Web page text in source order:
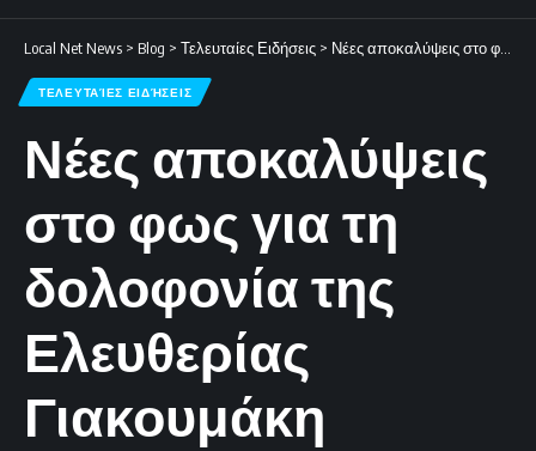
Local Net News > Blog > Τελευταίες Ειδήσεις > Νέες αποκαλύψεις στο φως για τη δολοφονία της Ελευθερίας Γιακουμάκη
ΤΕΛΕΥΤΑΊΕΣ ΕΙΔΉΣΕΙΣ
Νέες αποκαλύψεις
στο φως για τη
δολοφονία της
Ελευθερίας
Γιακουμάκη